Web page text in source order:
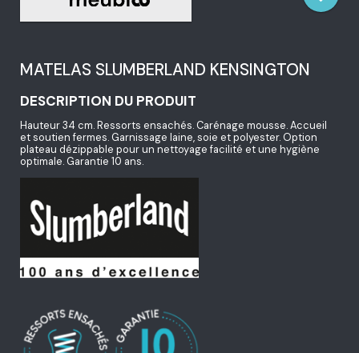
MATELAS SLUMBERLAND KENSINGTON
DESCRIPTION DU PRODUIT
Hauteur 34 cm. Ressorts ensachés. Carénage mousse. Accueil
et soutien fermes. Garnissage laine, soie et polyester. Option
plateau dézippable pour un nettoyage facilité et une hygiène
optimale. Garantie 10 ans.